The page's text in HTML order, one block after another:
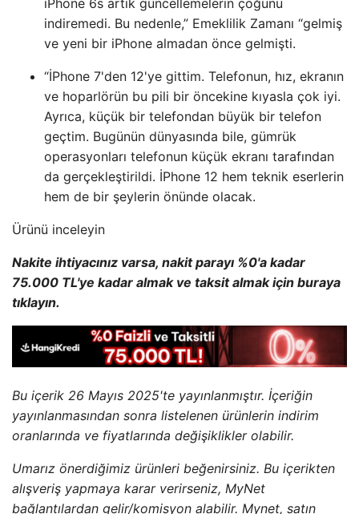
indiremedi. Bu nedenle,” Emeklilik Zamanı “gelmiş
ve yeni bir iPhone almadan önce gelmişti.
“İPhone 7'den 12'ye gittim. Telefonun, hız, ekranın
ve hoparlörün bu pili bir öncekine kıyasla çok iyi.
Ayrıca, küçük bir telefondan büyük bir telefon
geçtim. Bugünün dünyasında bile, gümrük
operasyonları telefonun küçük ekranı tarafından
da gerçekleştirildi. İPhone 12 hem teknik eserlerin
hem de bir şeylerin önünde olacak.
Ürünü inceleyin
Nakite ihtiyacınız varsa, nakit parayı %0'a kadar
75.000 TL'ye kadar almak ve taksit almak için buraya
tıklayın.
Bu içerik 26 Mayıs 2025'te yayınlanmıştır. İçeriğin
yayınlanmasından sonra listelenen ürünlerin indirim
oranlarında ve fiyatlarında değişiklikler olabilir.
Umarız önerdiğimiz ürünleri beğenirsiniz. Bu içerikten
alışveriş yapmaya karar verirseniz, MyNet
bağlantılardan gelir/komisyon alabilir. Mynet, satın